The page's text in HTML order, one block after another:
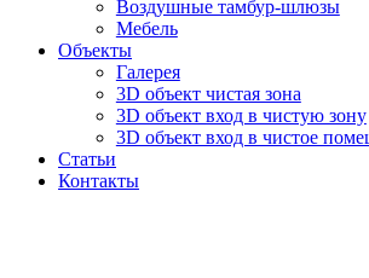
Воздушные тамбур-шлюзы
Мебель
Объекты
Галерея
3D объект чистая зона
3D объект вход в чистую зону
3D объект вход в чистое
Статьи
Контакты